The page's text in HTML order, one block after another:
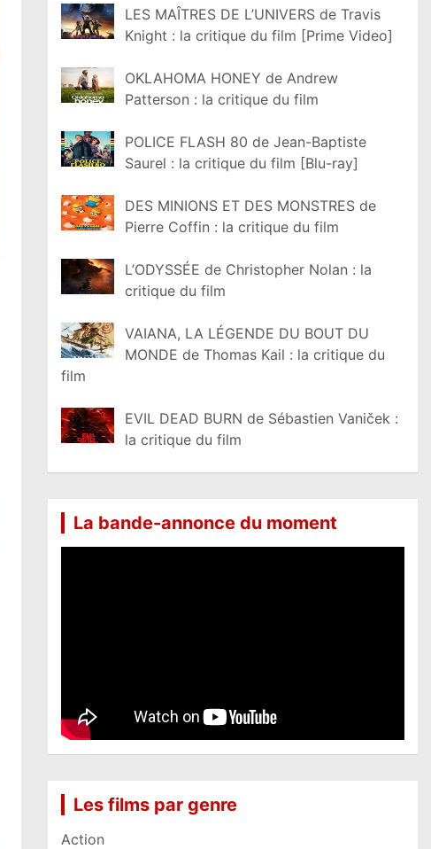
LES MAÎTRES DE L’UNIVERS de Travis
Knight : la critique du film [Prime Video]
OKLAHOMA HONEY de Andrew
Patterson : la critique du film
POLICE FLASH 80 de Jean-Baptiste
Saurel : la critique du film [Blu-ray]
DES MINIONS ET DES MONSTRES de
Pierre Coffin : la critique du film
L’ODYSSÉE de Christopher Nolan : la
critique du film
VAIANA, LA LÉGENDE DU BOUT DU
MONDE de Thomas Kail : la critique du
film
EVIL DEAD BURN de Sébastien Vaniček :
la critique du film
La bande-annonce du moment
Les films par genre
Action